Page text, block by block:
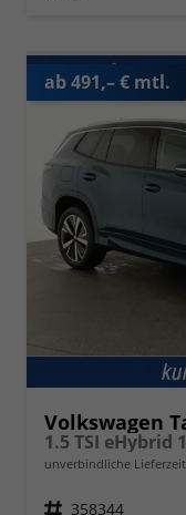
ab 491,– € mtl.
Volkswagen
unverbindliche
Fahrzeugnr. 358344